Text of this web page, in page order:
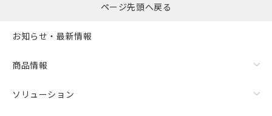
ページ先頭へ戻る
お知らせ・最新情報
商品情報
ソリューション